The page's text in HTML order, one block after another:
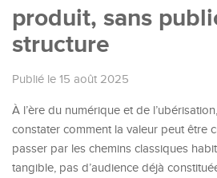
produit, sans
structure
Publié le 15 août 2025
À l’ère du numérique et de
constater comment la valeur peut être
passer par les chemins classiques
tangible, pas d’audience déjà